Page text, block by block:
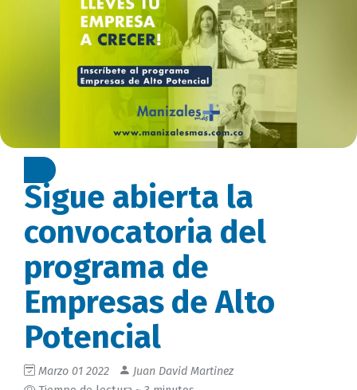
Sigue abierta la
convocatoria del
programa de
Empresas de Alto
Potencial
Marzo 01 2022
Juan David Martinez